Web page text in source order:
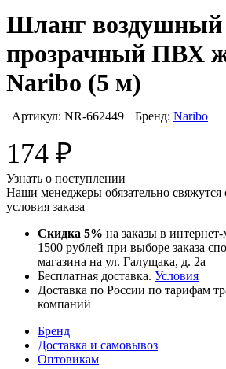
Шланг
прозрачный ПВХ
Naribo (5 м)
Артикул: NR-662449 Бренд: Naribo
174 ₽
Узнать о поступлении
Наши менеджеры обязательно свяжутся
условия заказа
Скидка 5% на заказы в
1500 рублей при выборе заказа
магазина на ул. Галущака, д. 2а
Бесплатная доставка. Условия
Доставка по России по тарифам
компаний
Бренд
Доставка и самовывоз
Оптовикам